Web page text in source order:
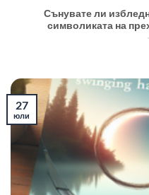
Сънувате ли
символиката на
27
юли